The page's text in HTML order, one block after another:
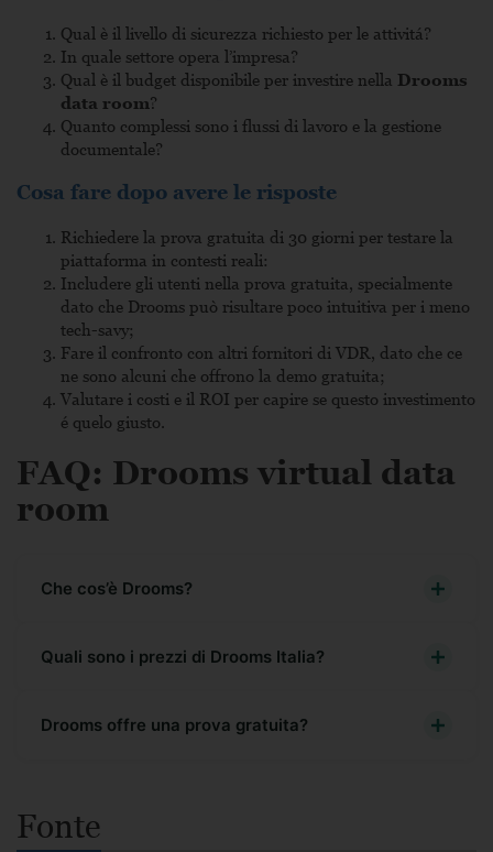
Qual è il livello di sicurezza richiesto per le attivitá?
In quale settore opera l’impresa?
Qual è il budget disponibile per investire nella Drooms
data room?
Quanto complessi sono i flussi di lavoro e la gestione
documentale?
Cosa fare dopo avere le risposte
Richiedere la prova gratuita di 30 giorni per testare la
piattaforma in contesti reali:
Includere gli utenti nella prova gratuita, specialmente
dato che Drooms può risultare poco intuitiva per i meno
tech-savy;
Fare il confronto con altri fornitori di VDR, dato che ce
ne sono alcuni che offrono la demo gratuita;
Valutare i costi e il ROI per capire se questo investimento
é quelo giusto.
FAQ: Drooms virtual data
room
Che cos’è Drooms?
Si tratta di una virtual data room, una stanza virtuale, che
transazioni finanziarie come quelle immobiliari, Drooms è
Quali sono i prezzi di Drooms Italia?
Questo provider offre diversi piani di abbonamento.
preventivo serve contattare il servizio clienti.
Drooms offre una prova gratuita?
condizioni del piano Drooms Flex. Per iniziare, basta
registrare il proprio account sulla piattaforma.
Fonte